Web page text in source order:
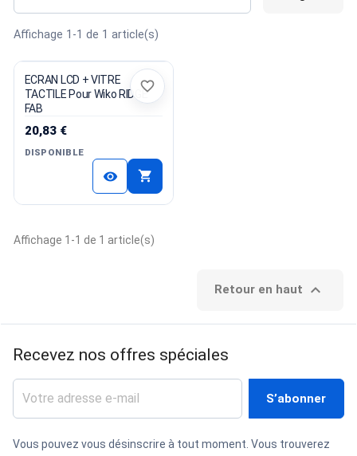
Affichage 1-1 de 1 article(s)
ECRAN LCD + VITRE
TACTILE Pour Wiko RIDGE
FAB
20,83 €
DISPONIBLE
visibility shopping_cart
favorite_border
Affichage 1-1 de 1 article(s)
Retour en haut 
Recevez nos offres spéciales
Vous pouvez vous désinscrire à tout moment. Vous trouverez